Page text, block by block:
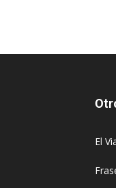
El